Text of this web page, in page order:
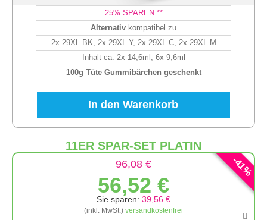
25% SPAREN **
Alternativ kompatibel zu
2x 29XL BK, 2x 29XL Y, 2x 29XL C, 2x 29XL M
Inhalt ca. 2x 14,6ml, 6x 9,6ml
100g Tüte Gummibärchen geschenkt
In den Warenkorb
11ER SPAR-SET PLATIN
-
41
%
96,08 €
56,52 €
Sie sparen: 39,56 €
(inkl. MwSt.) versandkostenfrei